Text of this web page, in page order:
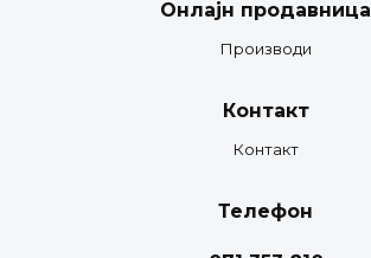
Онлајн продавница
Производи
Контакт
Контакт
Телефон